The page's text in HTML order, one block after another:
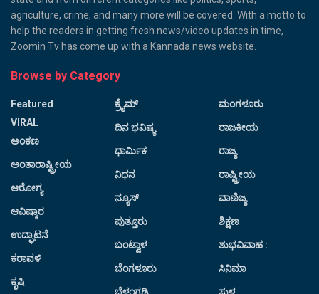
agriculture, crime, and many more will be covered. With a motto to
help the readers in getting fresh news/video updates in time,
Zoomin Tv has come up with a Kannada news website.
Browse by Category
Featured
VIRAL
ಅಂಕಣ
ಅಂತಾರಾಷ್ಟ್ರೀಯ
ಆರೋಗ್ಯ
ಆವಿಷ್ಕಾರ
ಉದ್ಘಾಟನೆ
ಕರಾವಳಿ
ಕೃಷಿ
ಕ್ರೈಮ್
ದಿನ ಭವಿಷ್ಯ
ಧಾರ್ಮಿಕ
ನಿಧನ
ನ್ಯೂಸ್
ಪುತ್ತೂರು
ಬಂಟ್ವಾಳ
ಬೆಂಗಳೂರು
ಬೆಳ್ತಂಗಡಿ
ಮಂಗಳೂರು
ರಾಜಕೀಯ
ರಾಜ್ಯ
ರಾಷ್ಟ್ರೀಯ
ವಾಣಿಜ್ಯ
ಶಿಕ್ಷಣ
ಶುಭವಿವಾಹ :
ಸಿನಿಮಾ
ಸುಳ್ಯ